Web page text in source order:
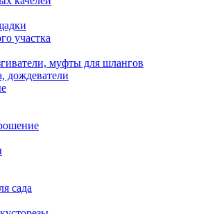
участка
муфты для шлангов
дождеватели
сада